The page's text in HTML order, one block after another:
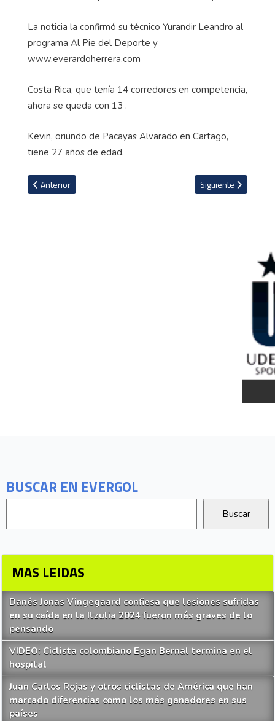
BUSCAR EN EVERGOL
MAS LEIDAS
Danés Jonas Vingegaard confiesa que lesiones sufridas
en su caída en la Itzulia 2024 fueron más graves de lo
pensando
VIDEO: Ciclista colombiano Egan Bernal termina en el
hospital
Juan Carlos Rojas y otros ciclistas de América que han
marcado diferencias como los más ganadores en sus
países
La noticia la confirmó su técnico Yurandir Leandro al
programa Al Pie del Deporte y
www.everardoherrera.com
Costa Rica, que tenía 14 corredores en competencia,
ahora se queda con 13 .
Kevin, oriundo de Pacayas Alvarado en Cartago,
tiene 27 años de edad.
Artículo anterior: Luis Oses, el mejor tico en la octava etapa de la
Anterior Artículo siguiente:
Siguiente